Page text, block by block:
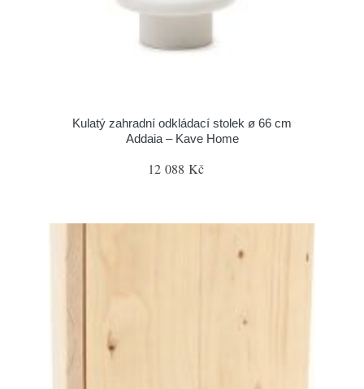
Kulatý zahradní odkládací stolek ø 66 cm
Addaia – Kave Home
12 088 Kč